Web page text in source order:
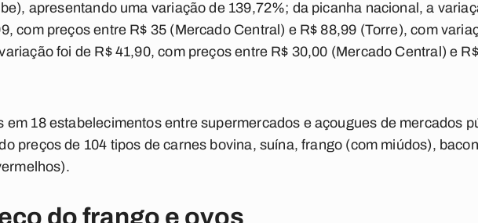
apresentando uma variação de 139,72%; da picanha nacional, a
com preços entre R$ 35 (Mercado Central) e R$ 88,99 (Torre), com
foi de R$ 41,90, com preços entre R$ 30,00 (Mercado Central) e
em 18 estabelecimentos entre supermercados e açougues de mercados
preços de 104 tipos de carnes bovina, suína, frango (com miúdos),
do frango e ovos